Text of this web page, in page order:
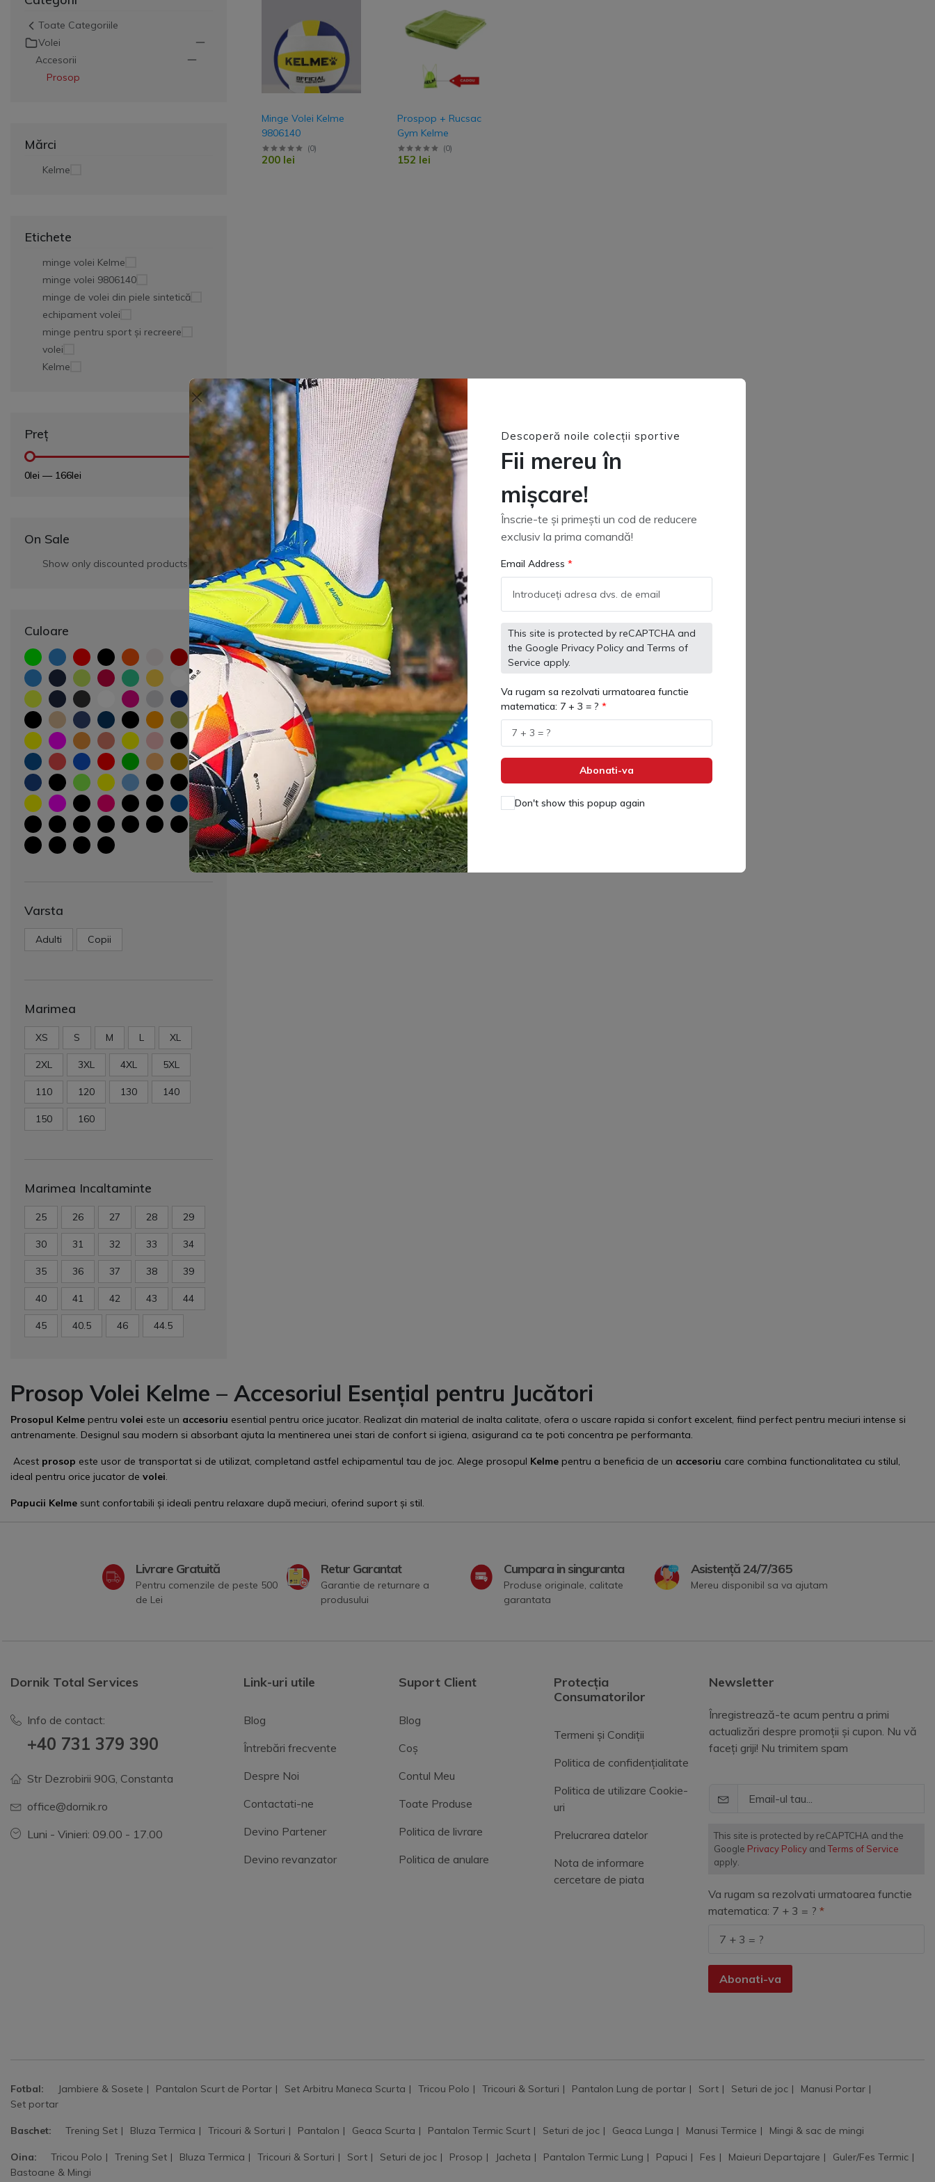
Descoperă noile colecții sportive
Fii mereu în
mișcare!
Înscrie-te și primești un cod de reducere
exclusiv la prima comandă!
Email Address
This site is protected by reCAPTCHA and
the Google Privacy Policy and Terms of
Service apply.
Va rugam sa rezolvati urmatoarea functie
matematica: 7 + 3 = ?
Abonati-va
Don't show this popup again
Geaca ploaie
Geaca scurta
Trening Antrenament
Toate Categoriile
Volei
Accesorii
Prosop
Mărci
Kelme
Etichete
minge volei Kelme
minge volei 9806140
minge de volei din piele sintetică
echipament volei
minge pentru sport și recreere
volei
Kelme
Preț
0lei — 166lei
On Sale
Show only discounted products
Culoare
Varsta
Adulti Copii
Marimea
XS S M L XL
2XL 3XL 4XL 5XL
110 120 130 140
150 160
Marimea Incaltaminte
25 26 27 28 29
30 31 32 33 34
35 36 37 38 39
40 41 42 43 44
45 40.5 46 44.5
Minge Volei Kelme
9806140
(0)
200 lei
Prospop + Rucsac
Gym Kelme
(0)
152 lei
Prosop Volei Kelme – Accesoriul Esențial pentru Jucători
Prosopul Kelme pentru volei este un accesoriu esential pentru orice jucator. Realizat din material de inalta calitate, ofera o uscare rapida si confort excelent, fiind perfect pentru meciuri intense si
antrenamente. Designul sau modern si absorbant ajuta la mentinerea unei stari de confort si igiena, asigurand ca te poti concentra pe performanta.
Acest prosop este usor de transportat si de utilizat, completand astfel echipamentul tau de joc. Alege prosopul Kelme pentru a beneficia de un accesoriu care combina functionalitatea cu stilul,
ideal pentru orice jucator de volei.
Papucii Kelme sunt confortabili și ideali pentru relaxare după meciuri, oferind suport și stil.
Livrare Gratuită
Pentru comenzile de peste 500
de Lei
Retur Garantat
Garantie de returnare a
produsului
Cumpara in singuranta
Produse originale, calitate
garantata
Asistență 24/7/365
Mereu disponibil sa va ajutam
Dornik Total Services
Info de contact:
+40 731 379 390
Str Dezrobirii 90G, Constanta
office@dornik.ro
Luni - Vinieri: 09.00 - 17.00
Link-uri utile
Blog
Întrebări frecvente
Despre Noi
Contactati-ne
Devino Partener
Devino revanzator
Suport Client
Blog
Coș
Contul Meu
Toate Produse
Politica de livrare
Politica de anulare
Protecția
Consumatorilor
Termeni și Condiții
Politica de confidențialitate
Politica de utilizare Cookie-
uri
Prelucrarea datelor
Nota de informare
cercetare de piata
Newsletter
Înregistrează-te acum pentru a primi
actualizări despre promoții și cupon. Nu vă
faceți griji! Nu trimitem spam
This site is protected by reCAPTCHA and the
Google Privacy PolicyandTerms of Service
apply.
Va rugam sa rezolvati urmatoarea functie
matematica: 7 + 3 = ?
Abonati-va
Fotbal: Jambiere & Sosete Pantalon Scurt de Portar Set Arbitru Maneca Scurta Tricou Polo Tricouri & Sorturi Pantalon Lung de portar Sort Seturi de joc
Manusi Portar
Set portar
Baschet: Trening Set Bluza Termica Tricouri & Sorturi Pantalon Geaca Scurta Pantalon Termic Scurt Seturi de joc Geaca Lunga Manusi Termice Mingi & sac de mingi
Oina: Tricou Polo Trening Set Bluza Termica Tricouri & Sorturi Sort Seturi de joc Prosop Jacheta Pantalon Termic Lung Papuci Fes Maieuri Departajare
Guler/Fes Termic
Bastoane & Mingi